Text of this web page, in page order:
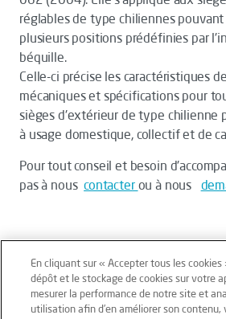
réglables de type chiliennes
plusieurs positions prédéfinies par
béquille.
Celle-ci précise les caractéristiques
mécaniques et spécifications pour
sièges d'extérieur de type chilienne
à usage domestique, collectif et de
Pour tout conseil et besoin
pas à nouscontacter ou à nous
Mentions légales
En cliquant sur « Accepter tous les
dépôt et le stockage de cookies sur votre
mesurer la performance de notre site et
utilisation afin d’en améliorer son